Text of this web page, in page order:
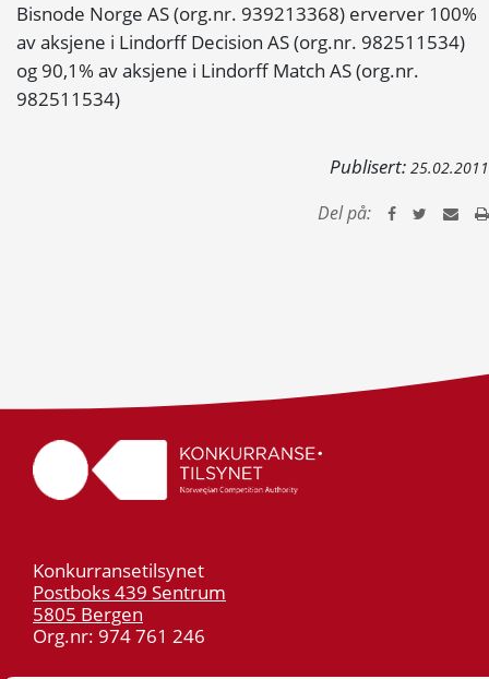
Bisnode Norge AS (org.nr. 939213368) erverver 100%
av aksjene i Lindorff Decision AS (org.nr. 982511534)
og 90,1% av aksjene i Lindorff Match AS (org.nr.
982511534)
Publisert: 25.02.2011
Del på:
Konkurransetilsynet
Postboks 439 Sentrum
5805 Bergen
Org.nr: 974 761 246